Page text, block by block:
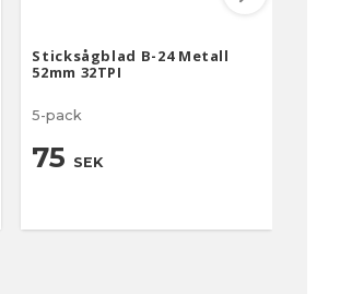
Sticksågblad B-24 Metall
52mm 32TPI
5-pack
75 SEK